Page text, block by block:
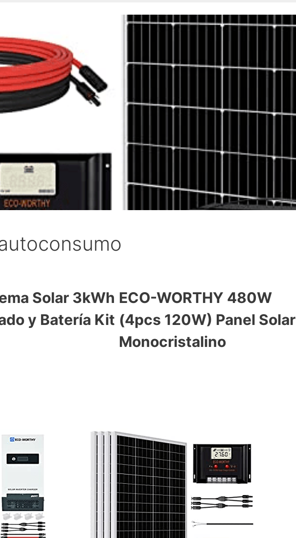
Solar 3kWh
y Batería Kit
ECO-WORTHY 480W
(4pcs 120W) Panel Solar
Monocristalino